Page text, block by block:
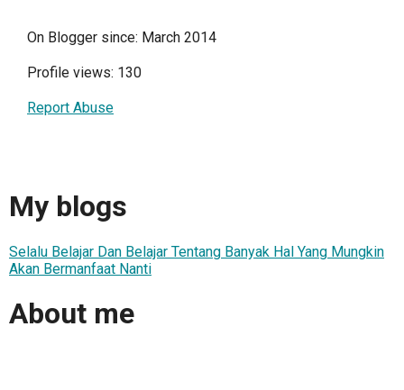
On Blogger since: March 2014
Profile views: 130
Report Abuse
My blogs
Selalu Belajar Dan Belajar Tentang Banyak Hal Yang Mungkin
Akan Bermanfaat Nanti
About me